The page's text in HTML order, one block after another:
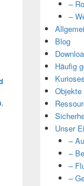
für Bauaufzüge
,
–
–
Blog
Häufig
Kurioses
Objekte
Unser
–
–
–
–